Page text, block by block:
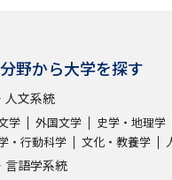
野から大学を探す
人文系統
学 外国文学 史学・地理学
・行動科学
文化・教養学
言語学系統